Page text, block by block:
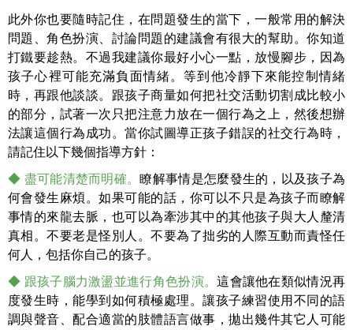
此外你也要隨時記住，在問題發生的當下，一般常用的解決
問題、角色扮演、討論問題的建議會有很大的幫助。你知道
打鐵要趁熱。不過我建議你最好小心一點，放慢腳步，因為
孩子心裡可能充滿負面情緒。等到他冷靜下來能控制情緒
時，再跟他談談。跟孩子商量如何把社交活動切割成比較小
的部分，試著一次只把注意力放在一個行為之上，然後想辦
法讓這個行為成功。當你試圖導正孩子錯誤的社交行為時，
請記住以下幾個指導方針：
◆ 盡可能清楚而明確。瞭解事情是怎麼發生的，以及孩子為
何會發生麻煩。如果可能的話，你可以不只是為孩子而瞭解
事情的來龍去脈，也可以為牽涉其中的其他孩子與大人釐清
真相。不要老是怪別人。不要為了拙劣的人際互動而責怪任
何人，包括你自己的孩子。
◆ 跟孩子腦力激盪並進行角色扮演。這會讓他在類似情況再
度發生時，能學到如何積極處理。讓孩子練習使用不同的語
調與聲音、配合適當的肢體語言做事，拋出幾件其它人可能